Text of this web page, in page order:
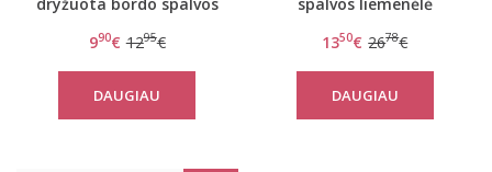
990€ 1295€
DAUGIAU
1350€ 2678€
DAUGIAU